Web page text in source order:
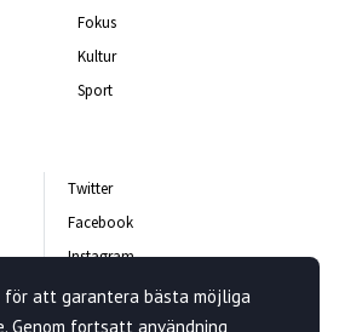
Fokus
Kultur
Sport
Twitter
Facebook
Instagram
Kontakta oss
Nyhetsbrev
för att garantera bästa möjliga
Genom fortsatt användning